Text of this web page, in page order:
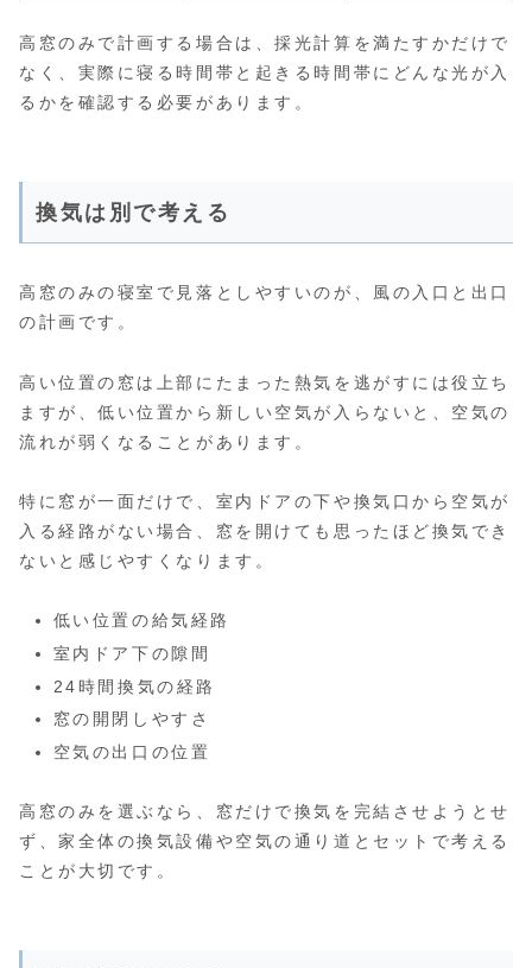
高窓のみで計画する場合は、採光計算を満たすかだけで
なく、実際に寝る時間帯と起きる時間帯にどんな光が入
るかを確認する必要があります。
換気は別で考える
高窓のみの寝室で見落としやすいのが、風の入口と出口
の計画です。
高い位置の窓は上部にたまった熱気を逃がすには役立ち
ますが、低い位置から新しい空気が入らないと、空気の
流れが弱くなることがあります。
特に窓が一面だけで、室内ドアの下や換気口から空気が
入る経路がない場合、窓を開けても思ったほど換気でき
ないと感じやすくなります。
低い位置の給気経路
室内ドア下の隙間
24時間換気の経路
窓の開閉しやすさ
空気の出口の位置
高窓のみを選ぶなら、窓だけで換気を完結させようとせ
ず、家全体の換気設備や空気の通り道とセットで考える
ことが大切です。